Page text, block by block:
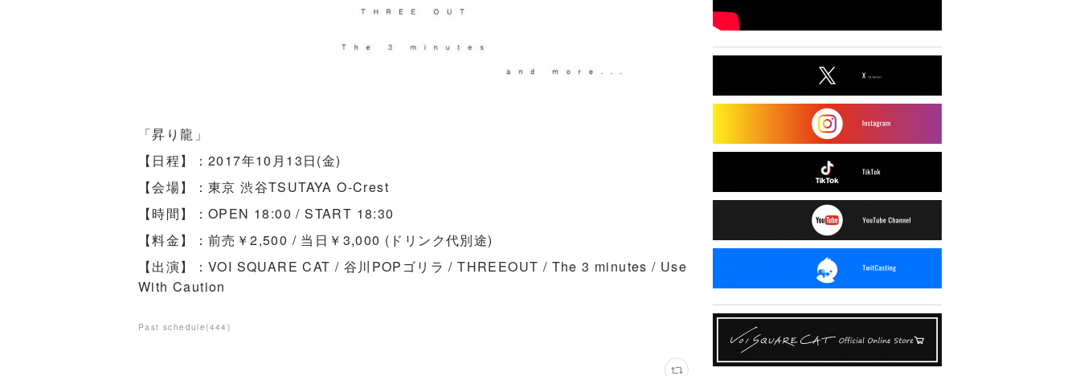
「昇り龍」
【日程】：2017年10月13日(金)
【会場】：東京 渋谷TSUTAYA O-Crest
【時間】：OPEN 18:00 / START 18:30
【料金】：前売￥2,500 / 当日￥3,000 (ドリンク代別途)
【出演】：‪VOI SQUARE CAT / 谷川POPゴリラ / THREEOUT / The 3 minutes / Use
With Caution
Past schedule (444 )